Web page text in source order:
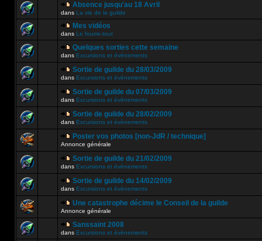
Absence jusqu'au 18 Avril
dans La vie de la guilde
Mes vidéos
dans Le fourre-tout
Quelques sorties cette semaine
dans Excursions et évènements
Sortie de guilde du 28/03/2009
dans Excursions et évènements
Sortie de guilde du 07/03/2009
dans Excursions et évènements
Sortie de guilde du 28/02/2009
dans Excursions et évènements
Poster vos photos [non-JdR / technique]
Annonce générale
Sortie de guilde du 21/02/2009
dans Excursions et évènements
Sortie de guilde du 14/02/2009
dans Excursions et évènements
Une catastrophe décime le Conseil de la guilde
Annonce générale
Sanssaint 2008
dans Excursions et évènements